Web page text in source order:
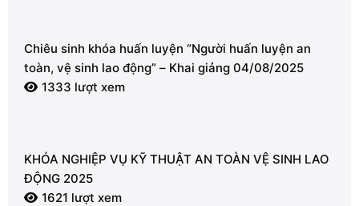
Chiêu sinh khóa huấn luyện “Người huấn luyện an
toàn, vệ sinh lao động” – Khai giảng 04/08/2025
1333 lượt xem
KHÓA NGHIỆP VỤ KỸ THUẬT AN TOÀN VỆ SINH LAO
ĐỘNG 2025
1621 lượt xem